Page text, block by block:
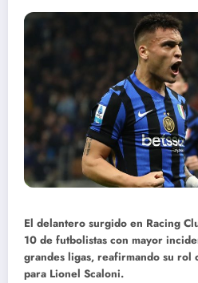
El delantero surgido en Racing
10 de futbolistas con mayor
grandes ligas, reafirmando su rol
para Lionel Scaloni.